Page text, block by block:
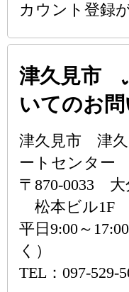
カウント登録
津久見市
いてのお
津久見市 津久
ートセンター
〒870-0033 大
松本ビル1F
平日9:00～
く）
TEL：097-529-